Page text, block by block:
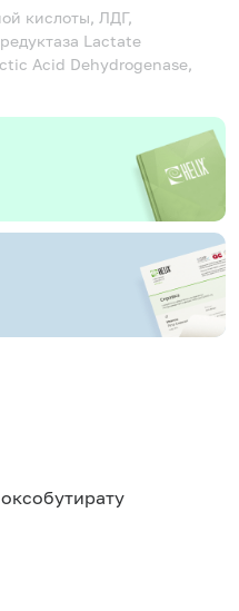
кислоты, ЛДГ,
Lactate
Acid Dehydrogenase,